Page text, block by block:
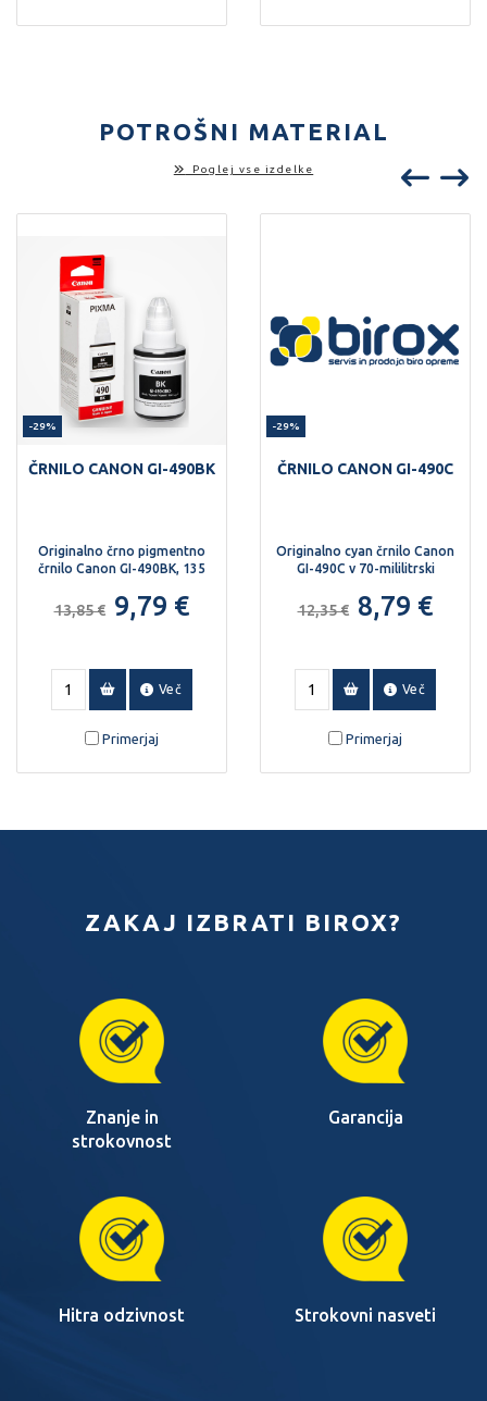
POTROŠNI MATERIAL
Poglej vse izdelke
-29%
ČRNILO CANON GI-490BK
Originalno črno pigmentno
črnilo Canon GI-490BK, 135
13,85 € 9,79 €
Več
Primerjaj
-29%
ČRNILO CANON GI-490C
Originalno cyan črnilo Canon
GI-490C v 70-mililitrski
12,35 € 8,79 €
Več
Primerjaj
ZAKAJ IZBRATI BIROX?
Znanje in
strokovnost
Garancija
Hitra odzivnost Strokovni nasveti